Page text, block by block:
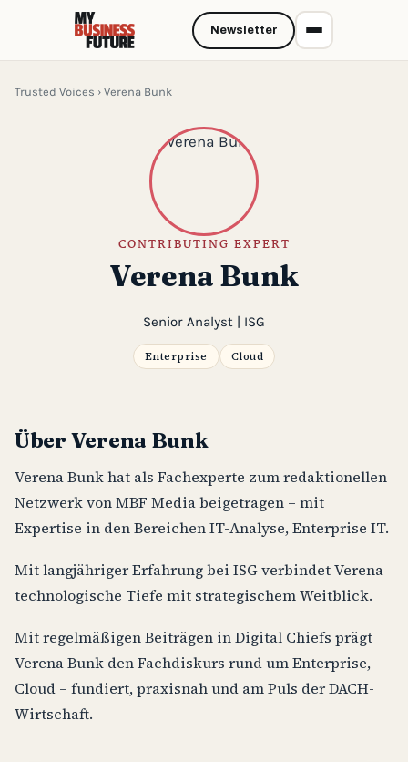
Trusted Voices › Verena Bunk
CONTRIBUTING EXPERT
Verena Bunk
Senior Analyst | ISG
Enterprise Cloud
Über Verena Bunk
Verena Bunk hat als Fachexperte zum redaktionellen
Netzwerk von MBF Media beigetragen – mit
Expertise in den Bereichen IT-Analyse, Enterprise IT.
Mit langjähriger Erfahrung bei ISG verbindet Verena
technologische Tiefe mit strategischem Weitblick.
Mit regelmäßigen Beiträgen in Digital Chiefs prägt
Verena Bunk den Fachdiskurs rund um Enterprise,
Cloud – fundiert, praxisnah und am Puls der DACH-
Wirtschaft.
Newsletter